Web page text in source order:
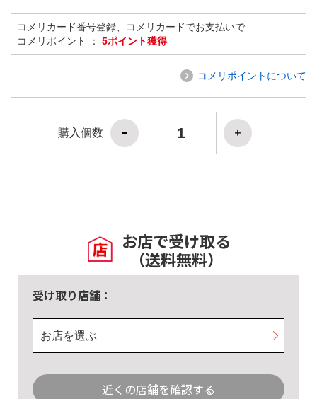
コメリカード番号登録、コメリカードでお支払いで
コメリポイント ： 5ポイント獲得
コメリポイントについて
購入個数
お店で受け取る
（送料無料）
受け取り店舗：
お店を選ぶ
近くの店舗を確認する